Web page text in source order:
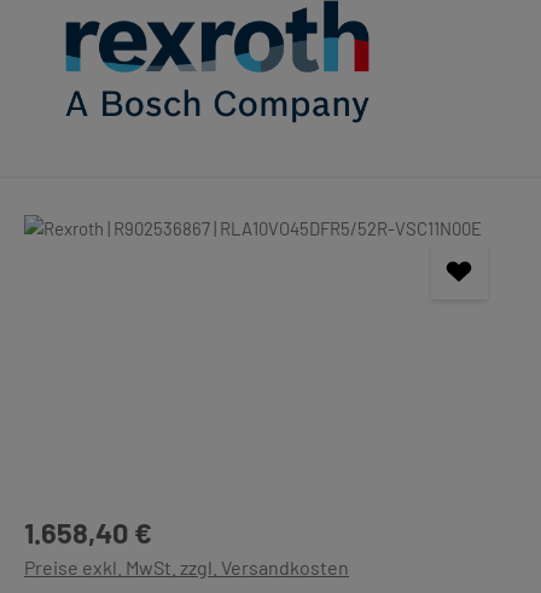
Bildergalerie überspringen
Regulärer Preis:
1.658,40 €
Preise exkl. MwSt. zzgl. Versandkosten